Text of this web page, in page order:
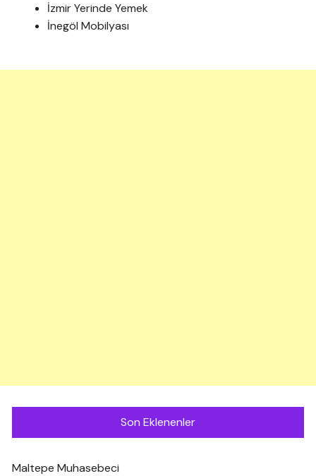
İzmir Yerinde Yemek
İnegöl Mobilyası
Son Eklenenler
Maltepe Muhasebeci